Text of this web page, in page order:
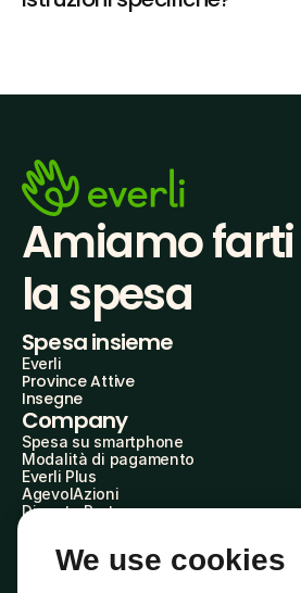
Amiamo farti
la spesa
Spesa insieme
Everli
Province Attive
Insegne
Company
Spesa su smartphone
Modalità di pagamento
Everli Plus
AgevolAzioni
Diventa Partner
Everli Shoppers
About Us
We use cookies